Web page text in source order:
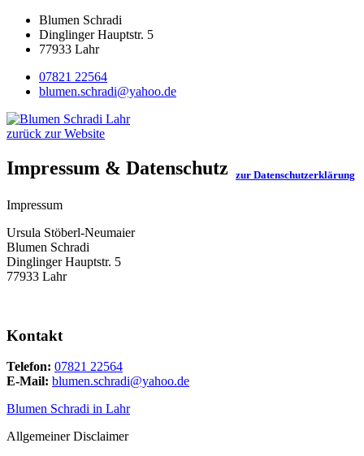
Blumen Schradi
Dinglinger Hauptstr. 5
77933 Lahr
07821 22564
blumen.schradi@yahoo.de
zurück zur Website
Impressum & Datenschutz zur Datenschutzerklärung
Impressum
Ursula Stöberl-Neumaier
Blumen Schradi
Dinglinger Hauptstr. 5
77933 Lahr
Kontakt
Telefon: 07821 22564
E-Mail: blumen.schradi@yahoo.de
Blumen Schradi in Lahr
Allgemeiner Disclaimer